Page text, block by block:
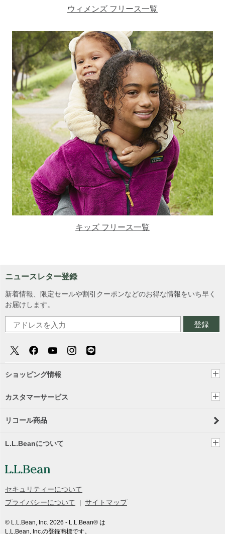
ウィメンズ フリース一覧
キッズ フリース一覧
ニュースレター登録
新着情報、限定セールや割引クーポンなどのお得な情報をいち早く
お届けします。
登録
ショッピング情報
カスタマーサービス
リコール商品
L.L.Beanについて
セキュリティーについて
プライバシーについて
サイトマップ
© L.L.Bean, Inc. 2026 - L.L.Bean® は
L.L.Bean, Inc.の登録商標です。